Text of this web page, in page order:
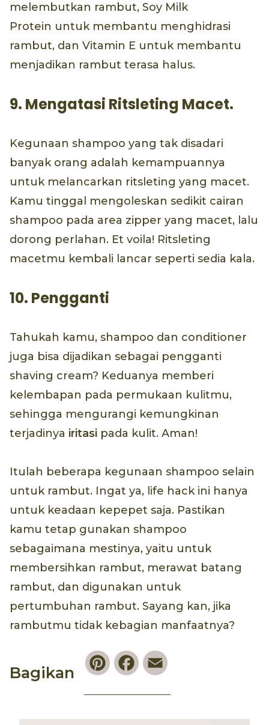
melembutkan rambut, Soy Milk
Protein untuk membantu menghidrasi
rambut, dan Vitamin E untuk membantu
menjadikan rambut terasa halus.
9. Mengatasi Ritsleting Macet.
Kegunaan shampoo yang tak disadari
banyak orang adalah kemampuannya
untuk melancarkan ritsleting yang macet.
Kamu tinggal mengoleskan sedikit cairan
shampoo pada area zipper yang macet, lalu
dorong perlahan. Et voila! Ritsleting
macetmu kembali lancar seperti sedia kala.
10. Pengganti
Tahukah kamu, shampoo dan conditioner
juga bisa dijadikan sebagai pengganti
shaving cream? Keduanya memberi
kelembapan pada permukaan kulitmu,
sehingga mengurangi kemungkinan
terjadinya iritasi pada kulit. Aman!
Itulah beberapa kegunaan shampoo selain
untuk rambut. Ingat ya, life hack ini hanya
untuk keadaan kepepet saja. Pastikan
kamu tetap gunakan shampoo
sebagaimana mestinya, yaitu untuk
membersihkan rambut, merawat batang
rambut, dan digunakan untuk
pertumbuhan rambut. Sayang kan, jika
rambutmu tidak kebagian manfaatnya?
Bagikan
PinterestFacebook